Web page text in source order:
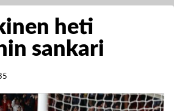
heti
sankari